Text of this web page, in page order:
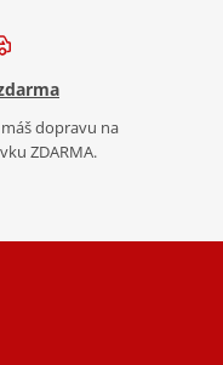
máš dopravu na
ZDARMA.